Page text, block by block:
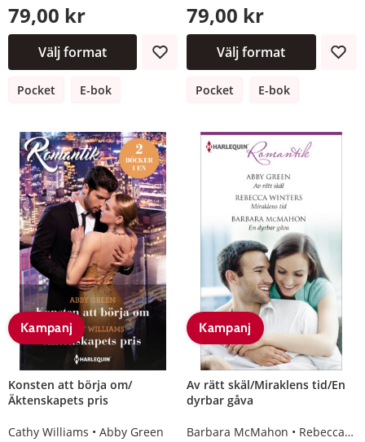
79,00 kr
Välj format
Pocket E-bok
79,00 kr
Välj format
Pocket E-bok
Kampanj
Konsten att börja om/
Äktenskapets pris
Cathy Williams Abby Green
Kampanj
Av rätt skäl/Miraklens tid/En
dyrbar gåva
Barbara McMahon Rebecca Winters